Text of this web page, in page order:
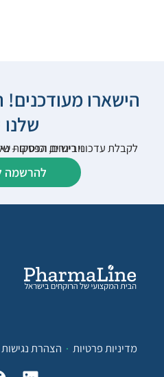
הישארו מעודכנים!
לקבלת עדכוני רישום, הפסקות שיווק, כתבות תוכן
להרשמה
מדיניות פרטיות
הצהרת נגישות